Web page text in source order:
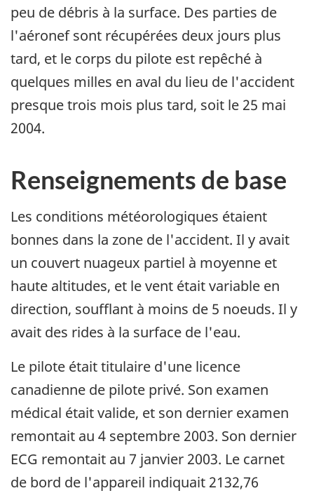
peu de débris à la surface. Des parties de
l'aéronef sont récupérées deux jours plus
tard, et le corps du pilote est repêché à
quelques milles en aval du lieu de l'accident
presque trois mois plus tard, soit le 25 mai
2004.
Renseignements de base
Les conditions météorologiques étaient
bonnes dans la zone de l'accident. Il y avait
un couvert nuageux partiel à moyenne et
haute altitudes, et le vent était variable en
direction, soufflant à moins de 5 noeuds. Il y
avait des rides à la surface de l'eau.
Le pilote était titulaire d'une licence
canadienne de pilote privé. Son examen
médical était valide, et son dernier examen
remontait au 4 septembre 2003. Son dernier
ECG remontait au 7 janvier 2003. Le carnet
de bord de l'appareil indiquait 2132,76